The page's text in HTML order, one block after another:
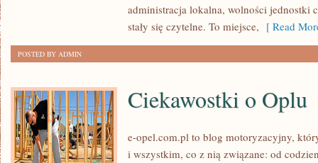
administracja lokalna, wolności jednostki
stały się czytelne. To miejsce, [ Read
POSTED BY ADMIN
Ciekawostki o Oplu
e-opel.com.pl to blog motoryzacyjny,
i wszystkim, co z nią związane: od